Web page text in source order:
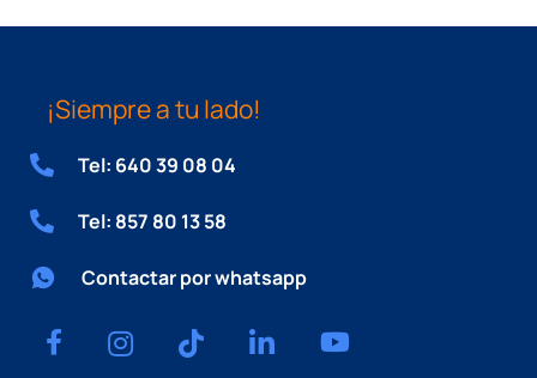
¡Siempre a tu lado!
Tel: 640 39 08 04
Tel: 857 80 13 58
Contactar por whatsapp